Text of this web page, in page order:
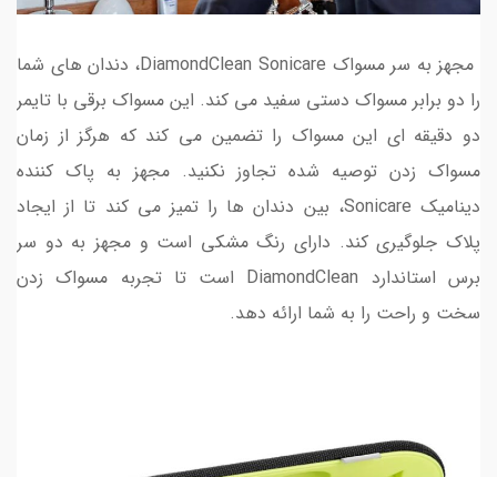
مجهز به سر مسواک DiamondClean Sonicare، دندان های شما
را دو برابر مسواک دستی سفید می کند. این مسواک برقی با تایمر
دو دقیقه ای این مسواک را تضمین می کند که هرگز از زمان
مسواک زدن توصیه شده تجاوز نکنید. مجهز به پاک کننده
دینامیک Sonicare، بین دندان ها را تمیز می کند تا از ایجاد
پلاک جلوگیری کند. دارای رنگ مشکی است و مجهز به دو سر
برس استاندارد DiamondClean است تا تجربه مسواک زدن
سخت و راحت را به شما ارائه دهد.